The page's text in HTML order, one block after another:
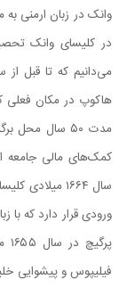
وانک در زبان ارمنی
در کلیسای وانک
هاکوپ در مکان فعلی
مدت ۵۰ سال
کمک‌های مالی جامعه
سال ۱۶۶۴
ورودی قرار دارد که
فیلیپوس و پیشوایی